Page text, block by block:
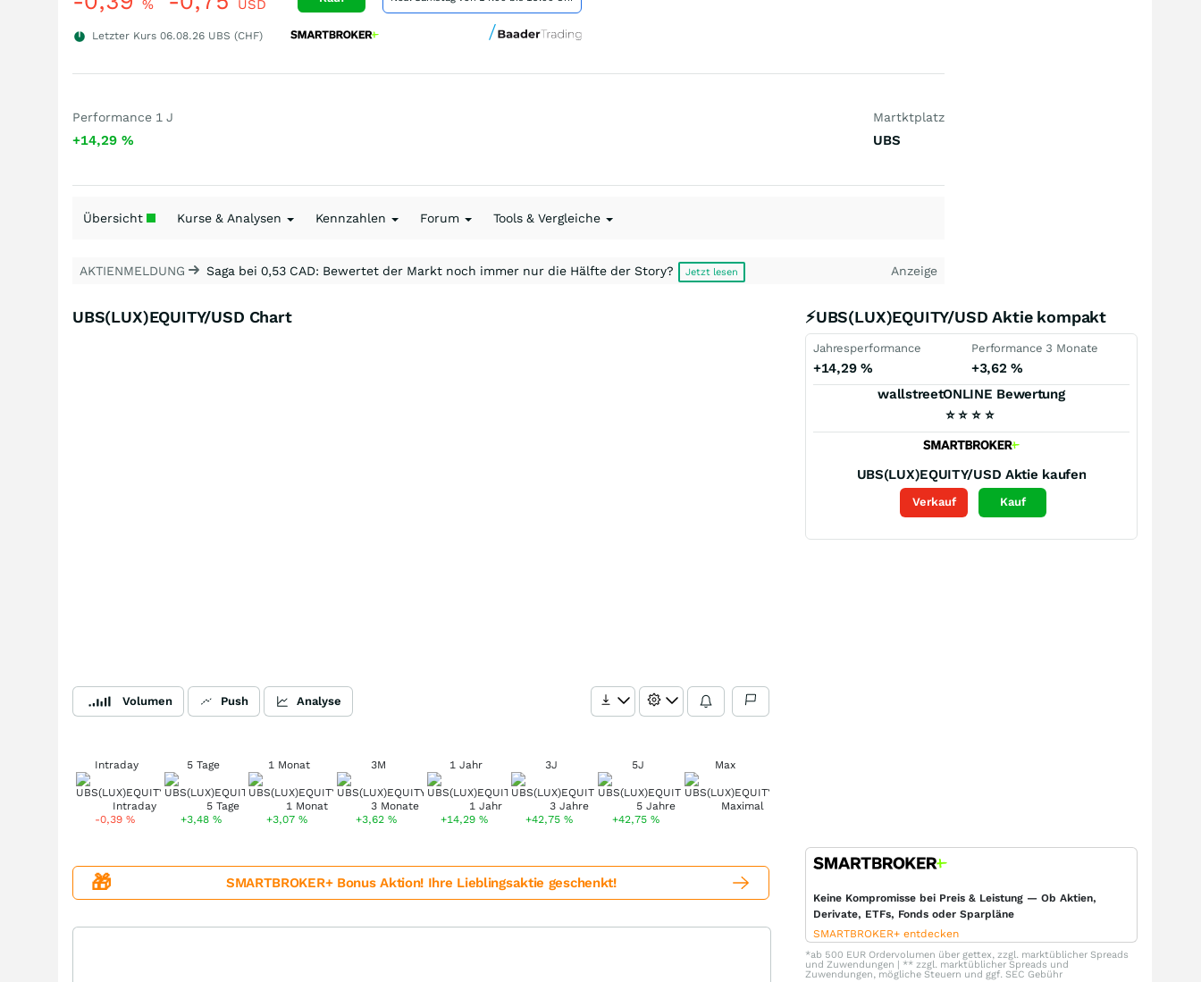
% USD
Letzter Kurs 06.08.26 UBS (CHF)
Performance 1 J
+14,29 %
Martktplatz
UBS
Übersicht Kurse & Analysen Kennzahlen Forum Tools & Vergleiche
AKTIENMELDUNG Saga bei 0,53 CAD: Bewertet der Markt noch immer nur die Hälfte der Story? Jetzt lesen Anzeige
UBS(LUX)EQUITY/USD Chart
Volumen Push Analyse
Intraday
-0,39%
5 Tage
+3,48%
1 Monat
+3,07%
3M
+3,62%
1 Jahr
+14,29 %
3J
+42,75%
5J
+42,75%
Max
⚡UBS(LUX)EQUITY/USD Aktie kompakt
Jahresperformance
+14,29 %
Performance 3 Monate
+3,62%
wallstreetONLINE Bewertung
⭐ ⭐ ⭐ ⭐
UBS(LUX)EQUITY/USD Aktie kaufen
Verkauf Kauf
🎁 SMARTBROKER+ Bonus Aktion! Ihre Lieblingsaktie geschenkt!
Keine Kompromisse bei Preis & Leistung — Ob Aktien,
Derivate, ETFs, Fonds oder Sparpläne
SMARTBROKER+ entdecken
*ab 500 EUR Ordervolumen über gettex, zzgl. marktüblicher Spreads
und Zuwendungen | ** zzgl. marktüblicher Spreads und
Zuwendungen, mögliche Steuern und ggf. SEC Gebühr